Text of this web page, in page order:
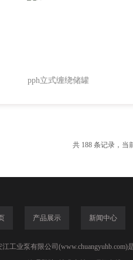
pph立式缠绕储罐
共 188 条记录，当
产品展示 新闻中心
工业泵有限公司(www.chuangyuhb.com)